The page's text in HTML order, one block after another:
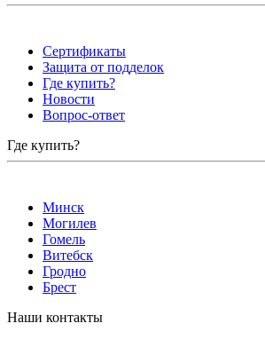
Сертификаты
Защита от подделок
Где купить?
Новости
Вопрос-ответ
Где купить?
Минск
Могилев
Гомель
Витебск
Гродно
Брест
Наши контакты